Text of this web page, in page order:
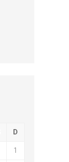
D
1